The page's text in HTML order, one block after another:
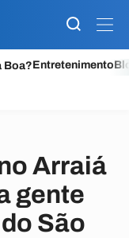
Boa?Entretenimento
Arraiá
gente
São